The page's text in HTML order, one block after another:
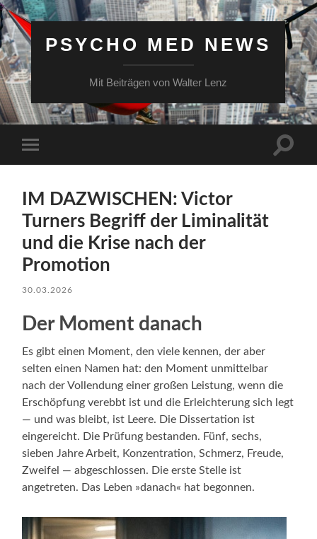
PSYCHO MED NEWS
Mit Beiträgen von Walter Lenz
Menü
IM DAZWISCHEN: Victor
Turners Begriff der Liminalität
und die Krise nach der
Promotion
30.03.2026
Der Moment danach
Es gibt einen Moment, den viele kennen, der aber
selten einen Namen hat: den Moment unmittelbar
nach der Vollendung einer großen Leistung, wenn die
Erschöpfung verebbt ist und die Erleichterung sich legt
— und was bleibt, ist Leere. Die Dissertation ist
eingereicht. Die Prüfung bestanden. Fünf, sechs,
sieben Jahre Arbeit, Konzentration, Schmerz, Freude,
Zweifel — abgeschlossen. Die erste Stelle ist
angetreten. Das Leben »danach« hat begonnen.